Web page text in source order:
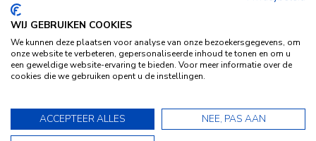
© Copyright 2026 KofferStunter - Powered by
gebruik van cookies om onze website te verbeteren.
Dit bericht verbergen
9.5
WIJ GEBRUIKEN COOKIES
We kunnen deze plaatsen voor analyse van onze bezoekersgegevens, om
onze website te verbeteren, gepersonaliseerde inhoud te tonen en om u
een geweldige website-ervaring te bieden. Voor meer informatie over de
cookies die we gebruiken opent u de instellingen.
ACCEPTEER ALLES
NEE, PAS AAN